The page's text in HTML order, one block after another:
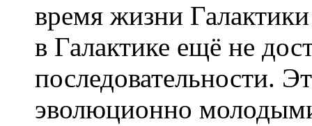
время жизни
в Галактике ещё не
последовательности.
эволюционно